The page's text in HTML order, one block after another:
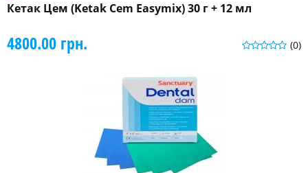
Кетак Цем (Ketak Cem Easymix) 30 г + 12 мл
(0)
4800.00 грн.